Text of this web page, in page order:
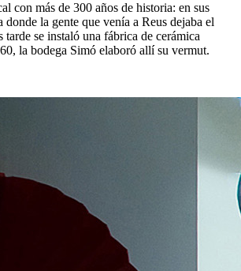
con más de 300 años de historia: en sus
la gente que venía a Reus dejaba el
tarde se instaló una fábrica de cerámica
la bodega Simó elaboró allí su vermut.